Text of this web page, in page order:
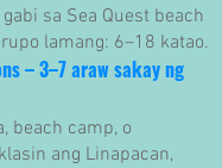
sa Sea Quest beach
lamang: 6–18 katao.
– 3–7 araw sakay ng
beach camp, o
ang Linapacan,